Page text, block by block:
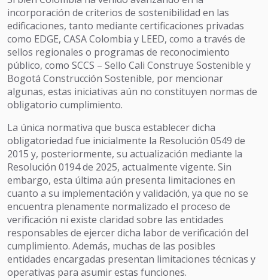
incorporación de criterios de sostenibilidad en las
edificaciones, tanto mediante certificaciones privadas
como EDGE, CASA Colombia y LEED, como a través de
sellos regionales o programas de reconocimiento
público, como SCCS – Sello Cali Construye Sostenible y
Bogotá Construcción Sostenible, por mencionar
algunas, estas iniciativas aún no constituyen normas de
obligatorio cumplimiento.
La única normativa que busca establecer dicha
obligatoriedad fue inicialmente la Resolución 0549 de
2015 y, posteriormente, su actualización mediante la
Resolución 0194 de 2025, actualmente vigente. Sin
embargo, esta última aún presenta limitaciones en
cuanto a su implementación y validación, ya que no se
encuentra plenamente normalizado el proceso de
verificación ni existe claridad sobre las entidades
responsables de ejercer dicha labor de verificación del
cumplimiento. Además, muchas de las posibles
entidades encargadas presentan limitaciones técnicas y
operativas para asumir estas funciones.